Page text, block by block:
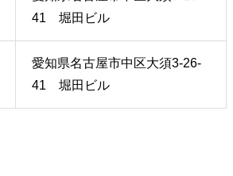
41 堀田ビル
愛知県名古屋市中区大須3-26-
41 堀田ビル